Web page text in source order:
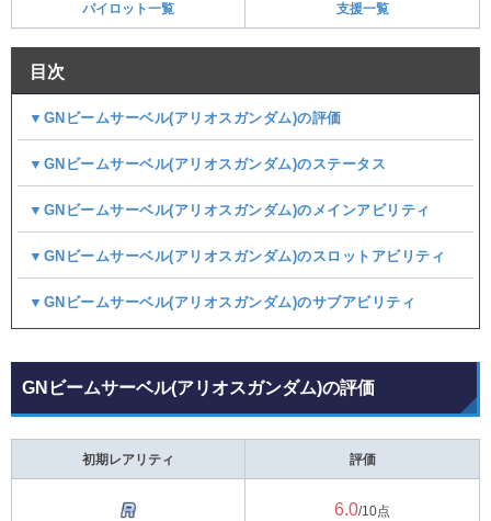
パイロット一覧 支援一覧
目次
▼GNビームサーベル(アリオスガンダム)の評価
▼GNビームサーベル(アリオスガンダム)のステータス
▼GNビームサーベル(アリオスガンダム)のメインアビリティ
▼GNビームサーベル(アリオスガンダム)のスロットアビリティ
▼GNビームサーベル(アリオスガンダム)のサブアビリティ
GNビームサーベル(アリオスガンダム)の評価
初期レアリティ 評価
6.0/10点